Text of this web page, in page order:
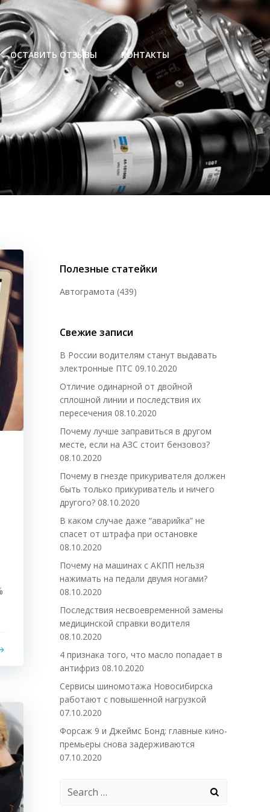
ОСТАВИТЬ ОТЗЫВЫ КОНТАКТЫ
Полезные статейки
Автограмота (439)
Свежие записи
В России водителям станут выдавать
электронные ПТС 09.10.2020
Отличие одинарной от двойной
сплошной линии и последствия их
пересечения 08.10.2020
Почему лучше заправиться в другом
месте, если на АЗС стоит бензовоз?
08.10.2020
Почему в гнезде прикуривателя должен
быть только прикуриватель и ничего
другого? 08.10.2020
В каком случае даже “аварийка” не
спасет от штрафа при остановке
08.10.2020
Почему на машинах с АКПП нельзя
нажимать на педали двумя ногами?
08.10.2020
Последствия несвоевременной замены
медицинской справки водителя
08.10.2020
4 признака того, что масло попадает в
антифриз 08.10.2020
Сервисы шиномотажа Новосибирска
работают с повышенной нагрузкой
07.10.2020
Форсаж 9 и Джеймс Бонд: главные кино-
премьеры снова задерживаются
07.10.2020
Search